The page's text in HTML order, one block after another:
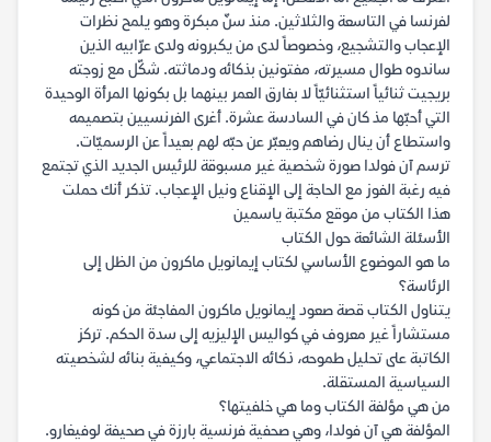
لفرنسا في التاسعة والثلاثين. منذ سنّ مبكرة وهو يلمح نظرات
الإعجاب والتشجيع، وخصوصاً لدى من يكبرونه ولدى عرّابيه الذين
ساندوه طوال مسيرته، مفتونين بذكائه ودماثته. شكّل مع زوجته
بريجيت ثنائياً استثنائيّاً لا بفارق العمر بينهما بل بكونها المرأة الوحيدة
التي أحبّها مذ كان في السادسة عشرة. أغرى الفرنسيين بتصميمه
واستطاع أن ينال رضاهم ويعبّر عن حبّه لهم بعيداً عن الرسميّات.
ترسم آن فولدا صورة شخصية غير مسبوقة للرئيس الجديد الذي تجتمع
فيه رغبة الفوز مع الحاجة إلى الإقناع ونيل الإعجاب. تذكر أنك حملت
هذا الكتاب من موقع مكتبة ياسمين
الأسئلة الشائعة حول الكتاب
ما هو الموضوع الأساسي لكتاب إيمانويل ماكرون من الظل إلى
الرئاسة؟
يتناول الكتاب قصة صعود إيمانويل ماكرون المفاجئة من كونه
مستشاراً غير معروف في كواليس الإليزيه إلى سدة الحكم. تركز
الكاتبة على تحليل طموحه، ذكائه الاجتماعي، وكيفية بنائه لشخصيته
السياسية المستقلة.
من هي مؤلفة الكتاب وما هي خلفيتها؟
المؤلفة هي آن فولدا، وهي صحفية فرنسية بارزة في صحيفة لوفيغارو.